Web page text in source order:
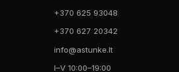
+370 625 93048
+370 627 20342
info@astunke.lt
I–V 10:00–19:00